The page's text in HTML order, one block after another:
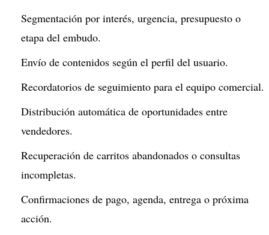
Segmentación por interés, urgencia, presupuesto o
etapa del embudo.
Envío de contenidos según el perfil del usuario.
Recordatorios de seguimiento para el equipo comercial.
Distribución automática de oportunidades entre
vendedores.
Recuperación de carritos abandonados o consultas
incompletas.
Confirmaciones de pago, agenda, entrega o próxima
acción.